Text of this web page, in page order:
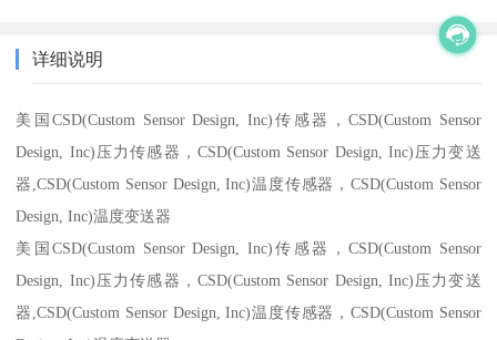
详细说明
美国CSD(Custom Sensor Design, Inc)传感器，CSD(Custom Sensor
Design, Inc)压力传感器，CSD(Custom Sensor Design, Inc)压力变送
器,CSD(Custom Sensor Design, Inc)温度传感器，CSD(Custom Sensor
Design, Inc)温度变送器
美国CSD(Custom Sensor Design, Inc)传感器，CSD(Custom Sensor
Design, Inc)压力传感器，CSD(Custom Sensor Design, Inc)压力变送
器,CSD(Custom Sensor Design, Inc)温度传感器，CSD(Custom Sensor